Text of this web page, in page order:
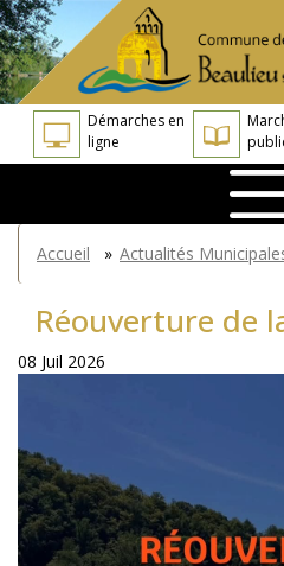
Aller
au
contenu
principal
Démarches en
ligne
You
are
here
Accueil » Actualités
Réouverture de
08 Juil 2026
Panneau de gestion des cookies